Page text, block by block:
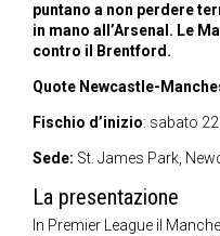
puntano a non perdere
in mano all’Arsenal. Le
contro il Brentford.
Quote Newcastle-
Fischio d’inizio: sabato
Sede: St. James Park,
La presentazione
In Premier League il